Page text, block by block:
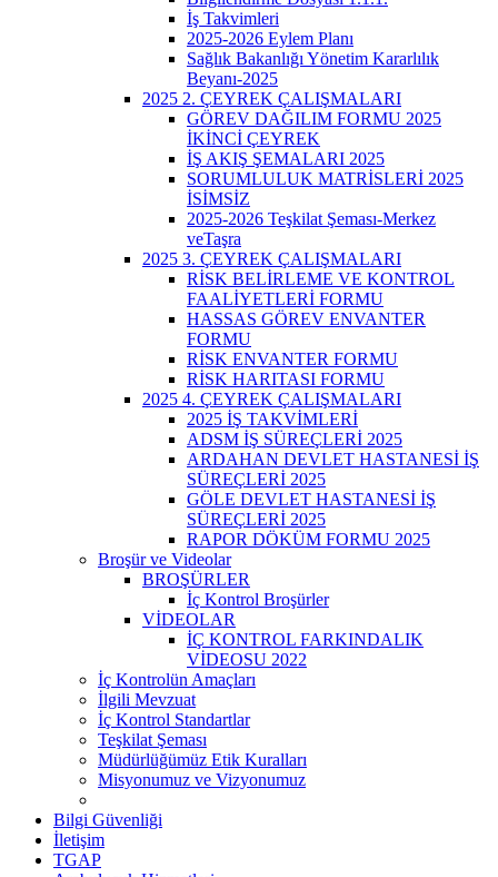
İş Takvimleri
2025-2026 Eylem Planı
Sağlık Bakanlığı Yönetim Kararlılık
Beyanı-2025
2025 2. ÇEYREK ÇALIŞMALARI
GÖREV DAĞILIM FORMU 2025
İKİNCİ ÇEYREK
İŞ AKIŞ ŞEMALARI 2025
SORUMLULUK MATRİSLERİ 2025
İSİMSİZ
2025-2026 Teşkilat Şeması-Merkez
veTaşra
2025 3. ÇEYREK ÇALIŞMALARI
RİSK BELİRLEME VE KONTROL
FAALİYETLERİ FORMU
HASSAS GÖREV ENVANTER
FORMU
RİSK ENVANTER FORMU
RİSK HARITASI FORMU
2025 4. ÇEYREK ÇALIŞMALARI
2025 İŞ TAKVİMLERİ
ADSM İŞ SÜREÇLERİ 2025
ARDAHAN DEVLET HASTANESİ İŞ
SÜREÇLERİ 2025
GÖLE DEVLET HASTANESİ İŞ
SÜREÇLERİ 2025
RAPOR DÖKÜM FORMU 2025
Broşür ve Videolar
BROŞÜRLER
İç Kontrol Broşürler
VİDEOLAR
İÇ KONTROL FARKINDALIK
VİDEOSU 2022
İç Kontrolün Amaçları
İlgili Mevzuat
İç Kontrol Standartlar
Teşkilat Şeması
Müdürlüğümüz Etik Kuralları
Misyonumuz ve Vizyonumuz
Bilgi Güvenliği
İletişim
TGAP